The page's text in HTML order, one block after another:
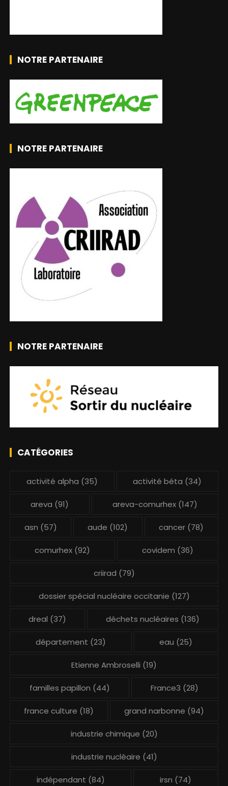
NOTRE PARTENAIRE
NOTRE PARTENAIRE
NOTRE PARTENAIRE
CATÉGORIES
activité alpha (35) activité béta (34)
areva (91) areva-comurhex(147)
asn (57) aude (102) cancer (78)
comurhex (92) covidem (36)
criirad (79)
dossier spécial nucléaire occitanie (127)
dreal (37) déchets nucléaires (136)
département (23) eau (25)
Etienne Ambroselli (19)
familles papillon (44) France3 (28)
france culture (18) grand narbonne (94)
industrie chimique (20)
industrie nucléaire (41)
indépendant (84) irsn (74)